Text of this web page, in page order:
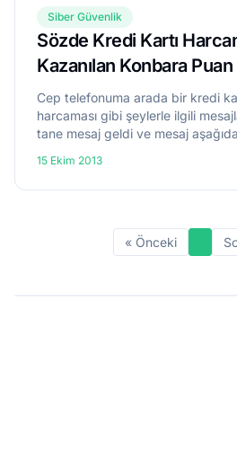
Siber Güvenlik
Sözde Kredi Kartı
Kazanılan Konbara Puan
Cep telefonuma arada bir kredi
harcaması gibi şeylerle ilgili
tane mesaj geldi ve mesaj
Para P...
15 Ekim 2013
« Önceki